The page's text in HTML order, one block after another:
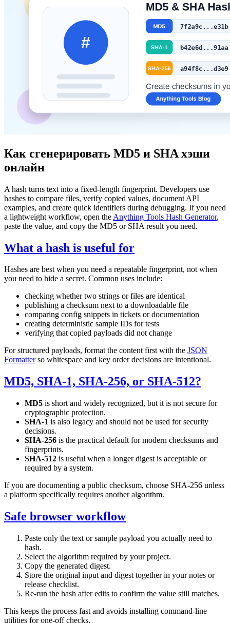
Как сгенерировать MD5 и SHA хэши
онлайн
A hash turns text into a fixed-length fingerprint. Developers use
hashes to compare files, verify copied values, document API
examples, and create quick identifiers during debugging. If you need
a lightweight workflow, open the Anything Tools Hash Generator,
paste the value, and copy the MD5 or SHA result you need.
What a hash is useful for
Hashes are best when you need a repeatable fingerprint, not when
you need to hide a secret. Common uses include:
checking whether two strings or files are identical
publishing a checksum next to a downloadable file
comparing config snippets in tickets or documentation
creating deterministic sample IDs for tests
verifying that copied payloads did not change
For structured payloads, format the content first with the JSON
Formatterso whitespace and key order decisions are intentional.
MD5, SHA-1, SHA-256, or SHA-512?
MD5 is short and widely recognized, but it is not secure for
cryptographic protection.
SHA-1 is also legacy and should not be used for security
decisions.
SHA-256 is the practical default for modern checksums and
fingerprints.
SHA-512 is useful when a longer digest is acceptable or
required by a system.
If you are documenting a public checksum, choose SHA-256 unless
a platform specifically requires another algorithm.
Safe browser workflow
Paste only the text or sample payload you actually need to
hash.
Select the algorithm required by your project.
Copy the generated digest.
Store the original input and digest together in your notes or
release checklist.
Re-run the hash after edits to confirm the value still matches.
This keeps the process fast and avoids installing command-line
utilities for one-off checks.